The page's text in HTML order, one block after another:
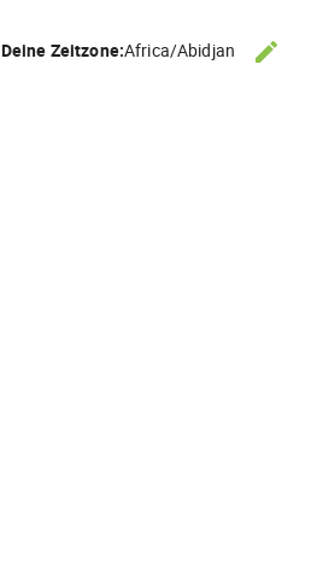
Deine Zeitzone:Africa/Abidjan edit